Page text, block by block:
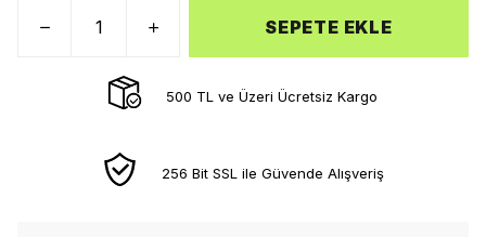
SEPETE EKLE
500 TL ve Üzeri Ücretsiz Kargo
256 Bit SSL ile Güvende Alışveriş